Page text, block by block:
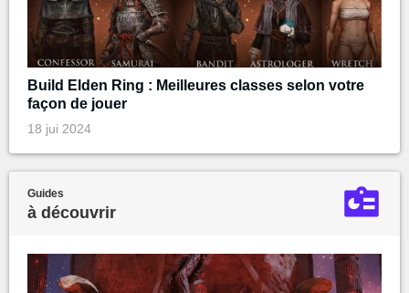
Build Elden Ring : Meilleures classes selon votre
façon de jouer
18 jui 2024
Guides
à découvrir